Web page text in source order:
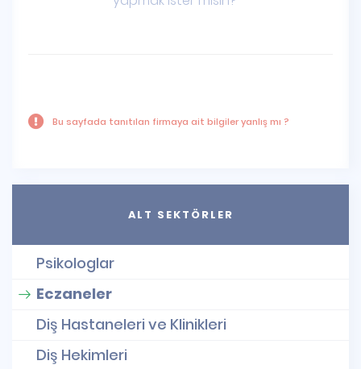
Bu sayfada tanıtılan firmaya ait bilgiler yanlış mı ?
ALT SEKTÖRLER
Psikologlar
Eczaneler
Diş Hastaneleri ve Klinikleri
Diş Hekimleri